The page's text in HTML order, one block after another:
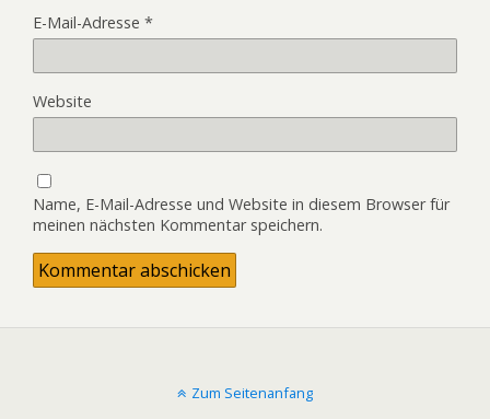
E-Mail-Adresse *
Website
Name, E-Mail-Adresse und Website in diesem Browser für
meinen nächsten Kommentar speichern.
Zum Seitenanfang